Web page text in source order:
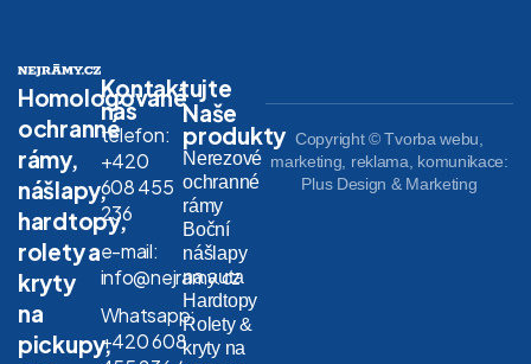
Homologované
ochranné
rámy,
nášlapy,
hardtopy,
rolety a
kryty
na
pickupy,
Kontaktujte
nás
telefon:
+420
608 455
236
e-mail:
info@nejramy.cz
Whatsapp:
+420 608
Naše
produkty
Nerezové
ochranné
rámy
Boční
nášlapy
na auta
Hardtopy
Rolety &
kryty na
Copyright © Tvorba webu,
marketing, reklama, komunikace:
Plus Design & Marketing